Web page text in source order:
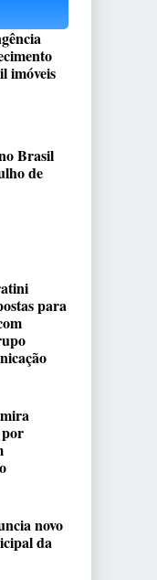
imóveis
Brasil
de
para
novo
da